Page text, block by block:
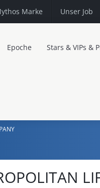
Marke Unser Job
Epoche Stars & VIPs &